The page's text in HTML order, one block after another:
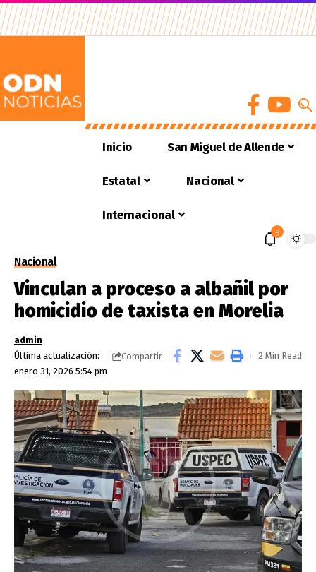
Inicio San Miguel de Allende
Estatal Nacional
Internacional
9
Nacional
Vinculan a proceso a albañil por
homicidio de taxista en Morelia
Última actualización:
enero 31, 2026 5:54 pm
admin
Compartir
2 Min Read